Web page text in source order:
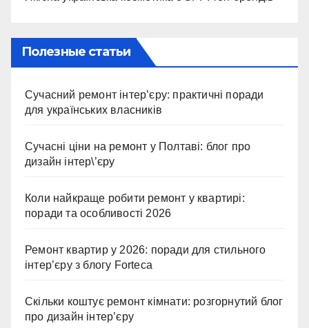
Полезные статьи
Сучасний ремонт інтер’єру: практичні поради
для українських власників
Сучасні ціни на ремонт у Полтаві: блог про
дизайн інтер\’єру
Коли найкраще робити ремонт у квартирі:
поради та особливості 2026
Ремонт квартир у 2026: поради для стильного
інтер’єру з блогу Forteca
Скільки коштує ремонт кімнати: розгорнутий блог
про дизайн інтер’єру